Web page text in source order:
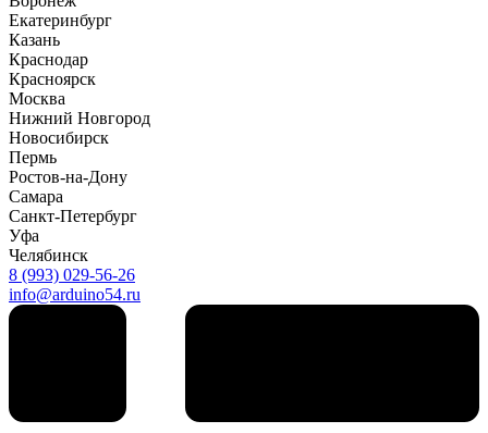
Екатеринбург
Казань
Краснодар
Красноярск
Москва
Нижний Новгород
Новосибирск
Пермь
Ростов-на-Дону
Самара
Санкт-Петербург
Уфа
Челябинск
8 (993) 029-56-26
info@arduino54.ru